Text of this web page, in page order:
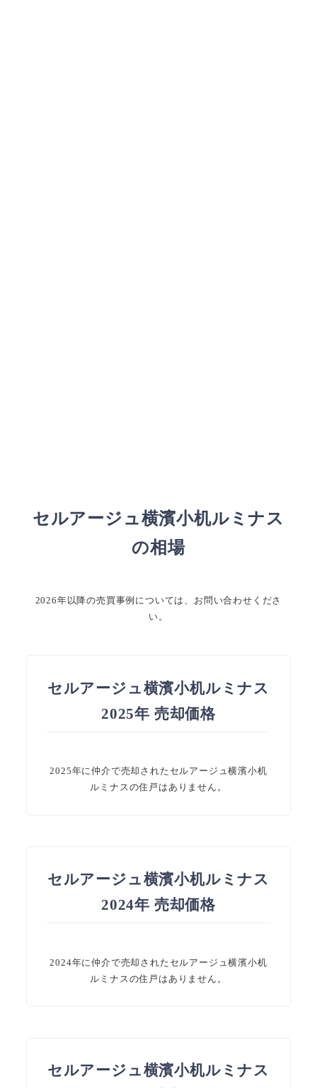
セルアージュ横濱小机ルミナス
の相場
2026年以降の売買事例については、お問い合わせくださ
い。
セルアージュ横濱小机ルミナス
2025年 売却価格
2025年に仲介で売却されたセルアージュ横濱小机
ルミナスの住戸はありません。
セルアージュ横濱小机ルミナス
2024年 売却価格
2024年に仲介で売却されたセルアージュ横濱小机
ルミナスの住戸はありません。
セルアージュ横濱小机ルミナス